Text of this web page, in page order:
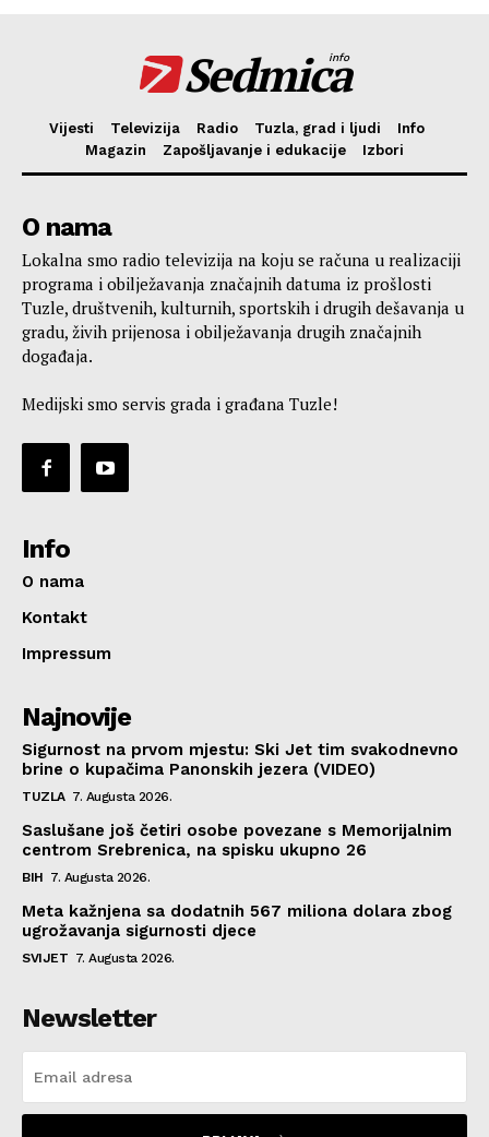
Sedmica
info
Vijesti Televizija Radio Tuzla, grad i ljudi
Info
Magazin
Zapošljavanje i edukacije Izbori
O nama
Lokalna smo radio televizija na koju se računa u realizaciji
programa i obilježavanja značajnih datuma iz prošlosti
Tuzle, društvenih, kulturnih, sportskih i drugih dešavanja u
gradu, živih prijenosa i obilježavanja drugih značajnih
događaja.
Medijski smo servis grada i građana Tuzle!
Info
O nama
Kontakt
Impressum
Najnovije
Sigurnost na prvom mjestu: Ski Jet tim svakodnevno
brine o kupačima Panonskih jezera (VIDEO)
TUZLA 7. Augusta 2026.
Saslušane još četiri osobe povezane s Memorijalnim
centrom Srebrenica, na spisku ukupno 26
BIH 7. Augusta 2026.
Meta kažnjena sa dodatnih 567 miliona dolara zbog
ugrožavanja sigurnosti djece
SVIJET 7. Augusta 2026.
Newsletter